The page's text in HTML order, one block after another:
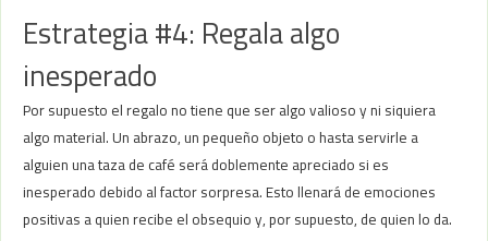
Estrategia #4: Regala algo
inesperado
Por supuesto el regalo no tiene que ser algo valioso y ni siquiera
algo material. Un abrazo, un pequeño objeto o hasta servirle a
alguien una taza de café será doblemente apreciado si es
inesperado debido al factor sorpresa. Esto llenará de emociones
positivas a quien recibe el obsequio y, por supuesto, de quien lo da.